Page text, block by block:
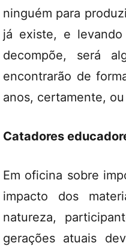
ninguém para
já existe, e
decompõe, será
encontrarão de
anos, certamente, ou
Catadores
Em oficina sobre
impacto dos
natureza,
gerações atuais